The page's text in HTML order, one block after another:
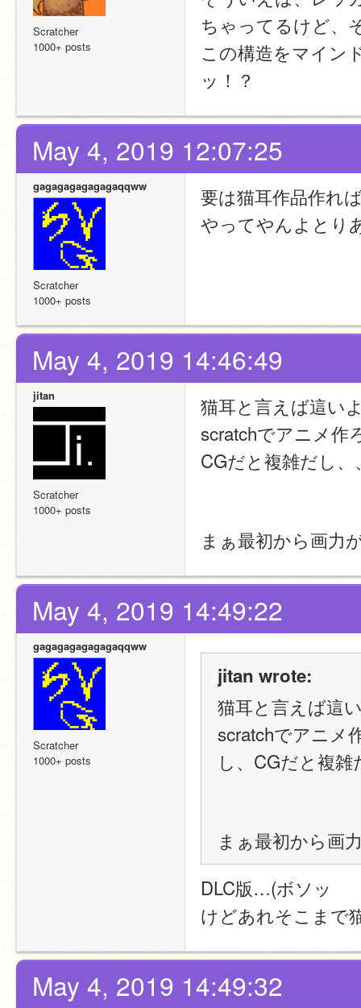
Scratcher
1000+ posts
ちゃってるけど、
この構造をマイン
ッ！？
May 4, 2019 12:07:25
gagagagagagagaqqww
Scratcher
1000+ posts
要は猫耳作品作れ
やってやんよとり
May 4, 2019 14:46:49
jitan
Scratcher
1000+ posts
猫耳と言えば這い
scratchでアニメ作
CGだと複雑だし、
まぁ最初から画力
May 4, 2019 14:49:22
gagagagagagagaqqww
Scratcher
1000+ posts
jitan wrote:
猫耳と言えば這
scratchでアニメ
し、CGだと複雑
まぁ最初から画
DLC版…(ボソッ
けどあれそこまで
May 4, 2019 14:49:32